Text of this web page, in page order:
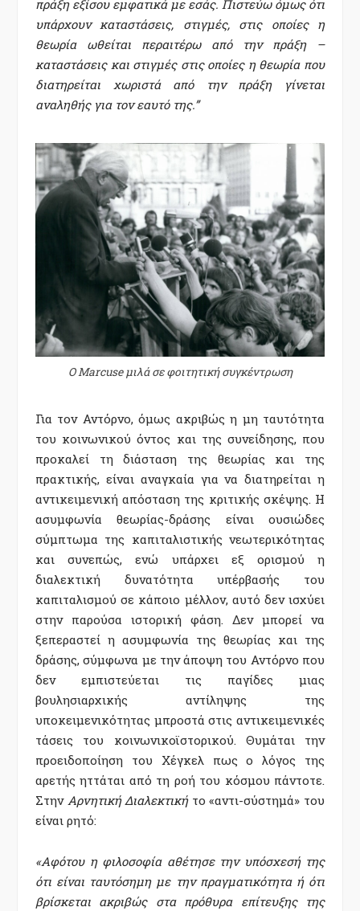
πράξη εξίσου εμφατικά με εσάς. Πιστεύω όμως ότι
υπάρχουν καταστάσεις, στιγμές, στις οποίες η
θεωρία ωθείται περαιτέρω από την πράξη –
καταστάσεις και στιγμές στις οποίες η θεωρία που
διατηρείται χωριστά από την πράξη γίνεται
αναληθής για τον εαυτό της.”
Ο Marcuse μιλά σε φοιτητική συγκέντρωση
Για τον Αντόρνο, όμως ακριβώς η μη ταυτότητα
του κοινωνικού όντος και της συνείδησης, που
προκαλεί τη διάσταση της θεωρίας και της
πρακτικής, είναι αναγκαία για να διατηρείται η
αντικειμενική απόσταση της κριτικής σκέψης. Η
ασυμφωνία θεωρίας-δράσης είναι ουσιώδες
σύμπτωμα της καπιταλιστικής νεωτερικότητας
και συνεπώς, ενώ υπάρχει εξ ορισμού η
διαλεκτική δυνατότητα υπέρβασής του
καπιταλισμού σε κάποιο μέλλον, αυτό δεν ισχύει
στην παρούσα ιστορική φάση. Δεν μπορεί να
ξεπεραστεί η ασυμφωνία της θεωρίας και της
δράσης, σύμφωνα με την άποψη του Αντόρνο που
δεν εμπιστεύεται τις παγίδες μιας
βουλησιαρχικής αντίληψης της
υποκειμενικότητας μπροστά στις αντικειμενικές
τάσεις του κοινωνικοϊστορικού. Θυμάται την
προειδοποίηση του Χέγκελ πως ο λόγος της
αρετής ηττάται από τη ροή του κόσμου πάντοτε.
Στην Αρνητική Διαλεκτικήτο «αντι-σύστημά» του
είναι ρητό:
«Αφότου η φιλοσοφία αθέτησε την υπόσχεσή της
ότι είναι ταυτόσημη με την πραγματικότητα ή ότι
βρίσκεται ακριβώς στα πρόθυρα επίτευξης της